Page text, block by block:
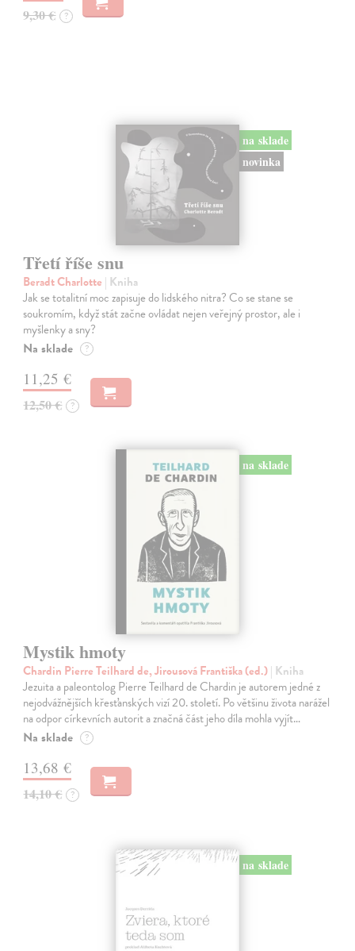
9,30 € ?
na sklade
novinka
Třetí říše snu
Beradt Charlotte | Kniha
Jak se totalitní moc zapisuje do lidského nitra? Co se stane se
soukromím, když stát začne ovládat nejen veřejný prostor, ale i
myšlenky a sny?
Na sklade ?
11,25 €
12,50 € ?
na sklade
Mystik hmoty
Chardin Pierre Teilhard de, Jirousová Františka (ed.)| Kniha
Jezuita a paleontolog Pierre Teilhard de Chardin je autorem jedné z
nejodvážnějších křesťanských vizí 20. století. Po většinu života narážel
na odpor církevních autorit a značná část jeho díla mohla vyjít…
Na sklade ?
13,68 €
14,10 € ?
na sklade